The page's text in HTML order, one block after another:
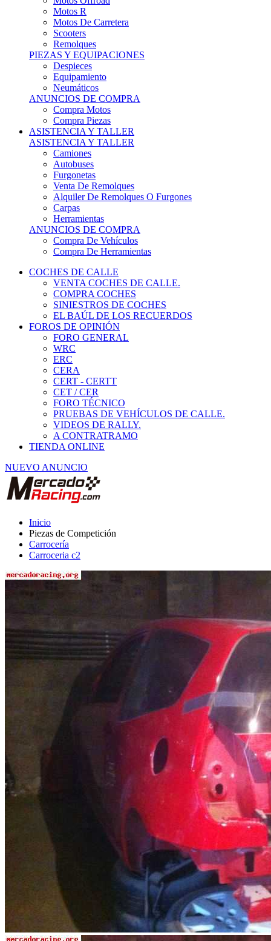
Motos R
Motos De Carretera
Scooters
Remolques
PIEZAS Y EQUIPACIONES
Despieces
Equipamiento
Neumáticos
ANUNCIOS DE COMPRA
Compra Motos
Compra Piezas
ASISTENCIA Y TALLER
ASISTENCIA Y TALLER
Camiones
Autobuses
Furgonetas
Venta De Remolques
Alquiler De Remolques O Furgones
Carpas
Herramientas
ANUNCIOS DE COMPRA
Compra De Vehículos
Compra De Herramientas
COCHES DE CALLE
VENTA COCHES DE CALLE.
COMPRA COCHES
SINIESTROS DE COCHES
EL BAÚL DE LOS RECUERDOS
FOROS DE OPINIÓN
FORO GENERAL
WRC
ERC
CERA
CERT - CERTT
CET / CER
FORO TÉCNICO
PRUEBAS DE VEHÍCULOS DE CALLE.
VIDEOS DE RALLY.
A CONTRATRAMO
TIENDA ONLINE
NUEVO ANUNCIO
Inicio
Piezas de Competición
Carrocería
Carroceria c2